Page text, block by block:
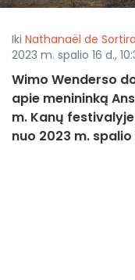
Iki Nathanaël de
2023 m. spalio 16 d.,
Wimo Wenderso
apie menininką
m. Kanų
nuo 2023 m. spalio